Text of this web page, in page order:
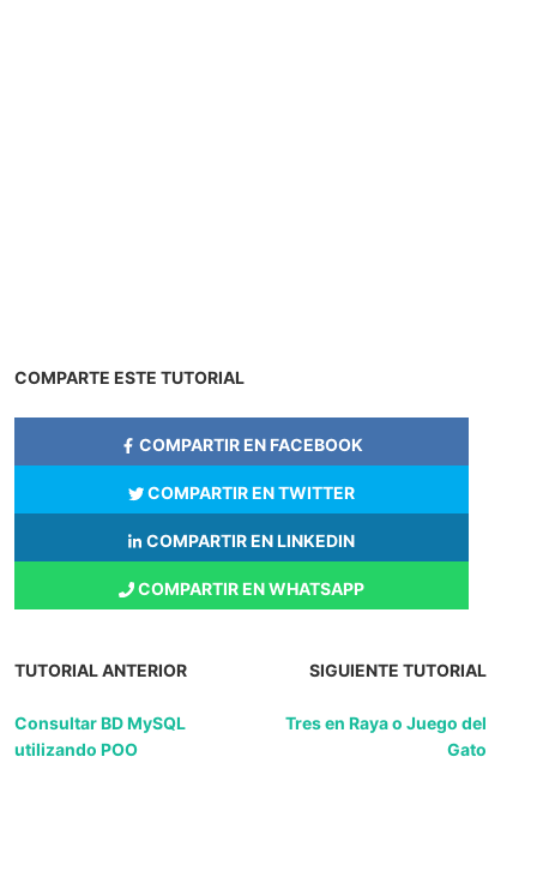
COMPARTE ESTE TUTORIAL
COMPARTIR EN FACEBOOK
COMPARTIR EN TWITTER
COMPARTIR EN LINKEDIN
COMPARTIR EN WHATSAPP
TUTORIAL ANTERIOR
Consultar BD MySQL
utilizando POO
SIGUIENTE TUTORIAL
Tres en Raya o Juego del
Gato